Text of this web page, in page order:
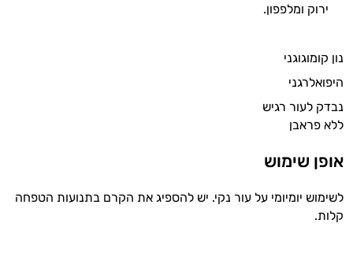
ירוק ומלפפון.
נון קומוגוגני
היפואלרגני
נבדק לעור רגיש
ללא פראבן
אופן שימוש
לשימוש יומיומי על עור נקי. יש להספיג את הקרם בתנועות הטפחה
קלות.